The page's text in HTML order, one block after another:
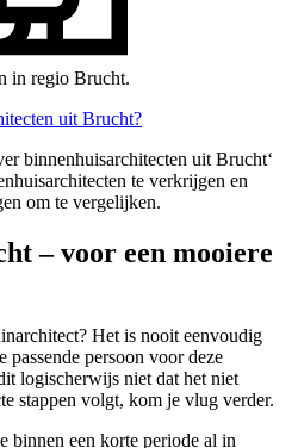
in regio Brucht.
uit Brucht?
binnenhuisarchitecten uit Brucht‘
te verkrijgen en
om te vergelijken.
– voor een mooiere
Het is nooit eenvoudig
passende persoon voor deze
logischerwijs niet dat het niet
stappen volgt, kom je vlug verder.
binnen een korte periode al in